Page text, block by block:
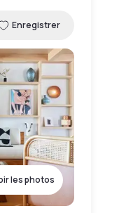
Enregistrer
les photos